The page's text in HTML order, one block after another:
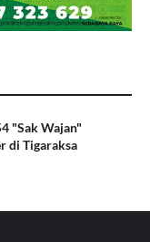
"Sak Wajan"
di Tigaraksa